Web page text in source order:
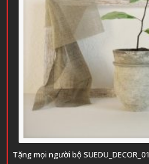
Tặng mọi người bộ SUEDU_DECOR_01